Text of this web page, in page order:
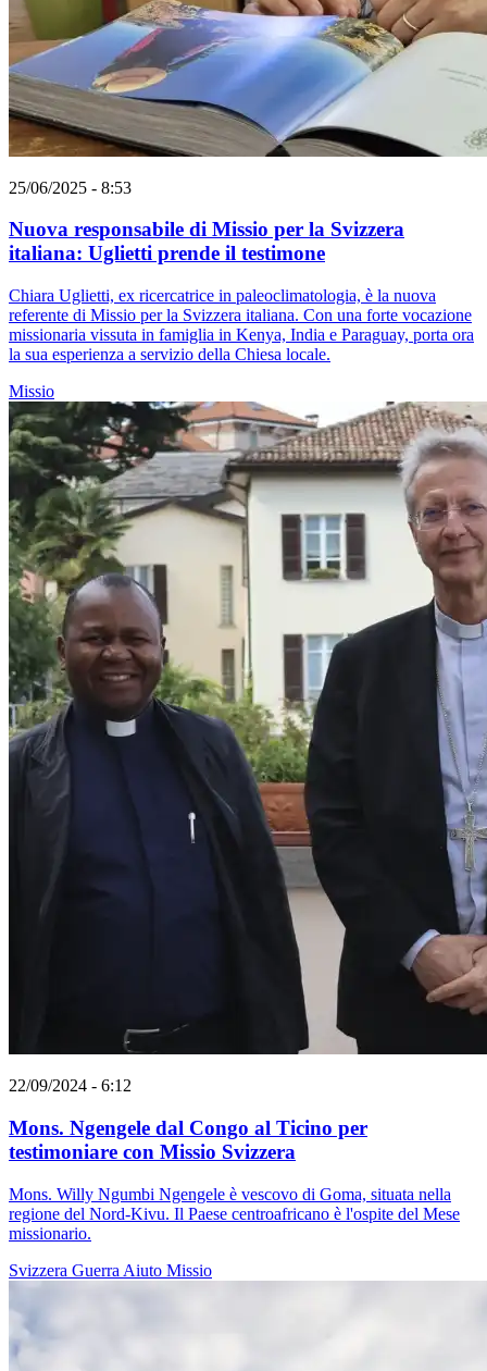
25/06/2025 - 8:53
Nuova responsabile di Missio per la Svizzera
italiana: Uglietti prende il testimone
Chiara Uglietti, ex ricercatrice in paleoclimatologia, è la nuova
referente di Missio per la Svizzera italiana. Con una forte vocazione
missionaria vissuta in famiglia in Kenya, India e Paraguay, porta ora
la sua esperienza a servizio della Chiesa locale.
Missio
22/09/2024 - 6:12
Mons. Ngengele dal Congo al Ticino per
testimoniare con Missio Svizzera
Mons. Willy Ngumbi Ngengele è vescovo di Goma, situata nella
regione del Nord-Kivu. Il Paese centroafricano è l'ospite del Mese
missionario.
Svizzera Guerra Aiuto Missio